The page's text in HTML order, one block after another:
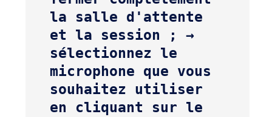
la salle d'attente
et la session ; →
sélectionnez le
microphone que vous
souhaitez utiliser
en cliquant sur le